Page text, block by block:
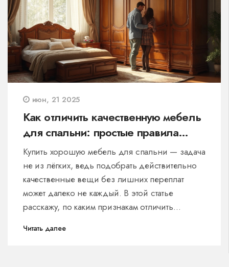
июн, 21 2025
Как отличить качественную мебель
для спальни: простые правила
выбора
Купить хорошую мебель для спальни — задача
не из лёгких, ведь подобрать действительно
качественные вещи без лишних переплат
может далеко не каждый. В этой статье
расскажу, по каким признакам отличить
что обращать внимание в магазине, какие
Читать далее